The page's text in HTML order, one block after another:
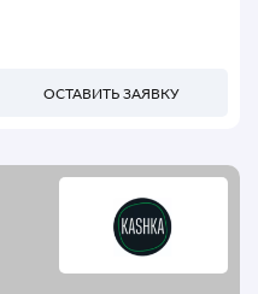
ОСТАВИТЬ ЗАЯВКУ